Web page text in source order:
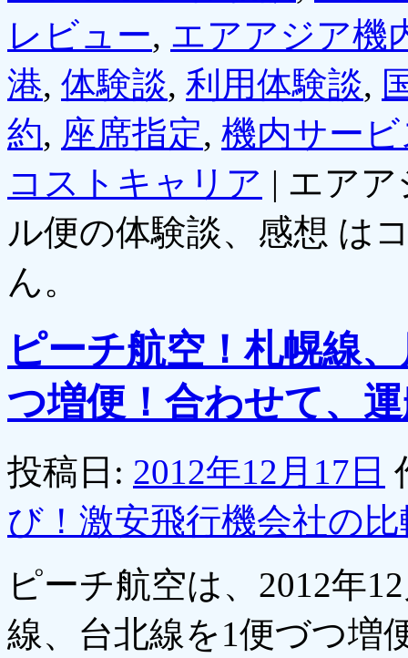
レビュー, エアアジア機
港, 体験談, 利用体験談,
約, 座席指定, 機内サー
コストキャリア | エア
ル便の体験談、感想 は
ん。
ピーチ航空！札幌線
つ増便！合わせて、
投稿日: 2012年12月17日
び！激安飛行機会社の
ピーチ航空は、2012年
線、台北線を1便づつ増